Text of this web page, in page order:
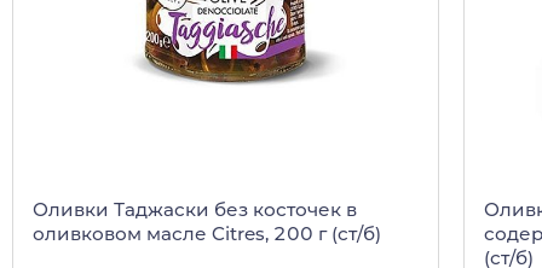
Оливки Таджаски без косточек в
оливковом масле Citres, 200 г (ст/б)
(ст/б)